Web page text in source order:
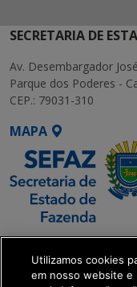
SECRETARIA DE
Av. Desembargador
Parque dos Poderes -
CEP.: 79031-310
MAPA
SETDIG |
Executiva de
Transformação
Utilizamos cookies
em nosso website e